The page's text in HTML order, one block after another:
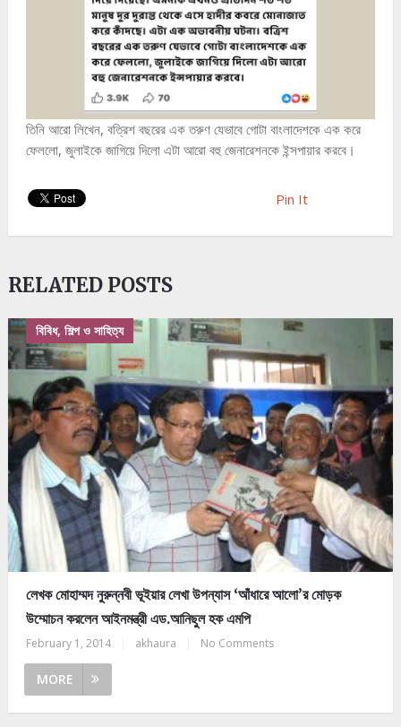
তিনি আরো লিখেন, বত্রিশ বছরের এক তরুণ যেভাবে গোটা বাংলাদেশকে এক করে
ফেললো, জুলাইকে জাগিয়ে দিলো এটা আরো বহু জেনারেশনকে ইন্সপায়ার করবে।
Pin It
RELATED POSTS
বিবিধ, শিল্প ও সাহিত্য
লেখক মোহাম্মদ নুরুন্নবী ভূইয়ার লেখা উপন্যাস ‘আঁধারে আলো’র মোড়ক
উম্মোচন করলেন আইনমন্ত্রী এড.আনিছুল হক এমপি
February 1, 2014 akhaura No Comments
MORE